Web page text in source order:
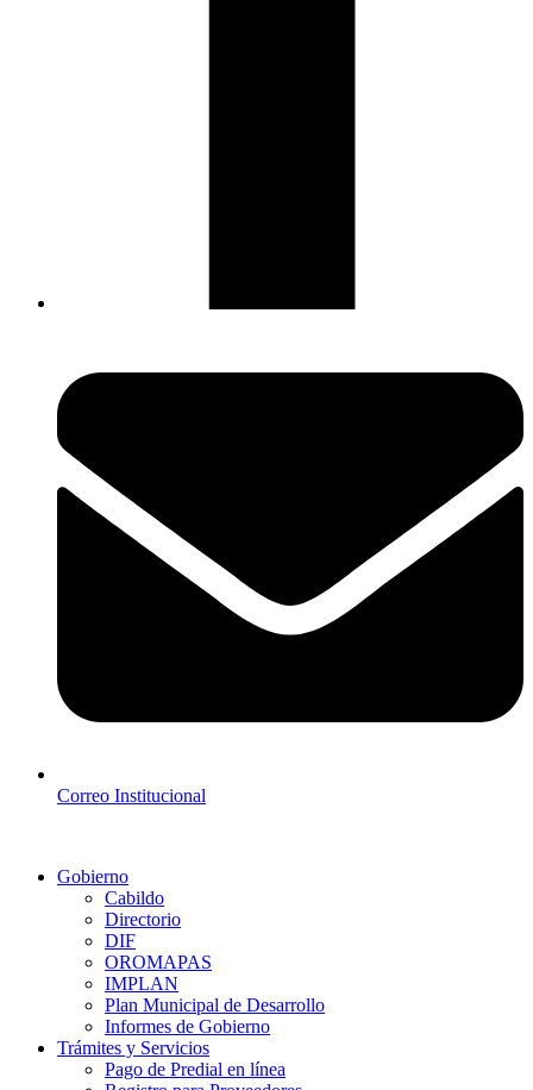
Correo Institucional
Gobierno
Cabildo
Directorio
DIF
OROMAPAS
IMPLAN
Plan Municipal de Desarrollo
Informes de Gobierno
Trámites y Servicios
Pago de Predial en línea